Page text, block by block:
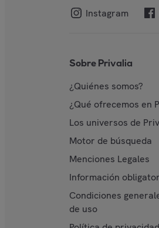
Instagram
Sobre Privalia
¿Quiénes somos?
¿Qué ofrecemos en
Los universos de
Motor de búsqueda
Menciones Legales
Información
Condiciones
de uso